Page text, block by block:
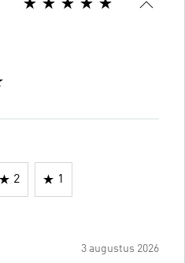
2 1
3 augustus 2026